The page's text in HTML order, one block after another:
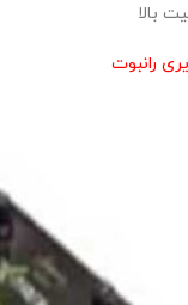
بالا
رانبوت